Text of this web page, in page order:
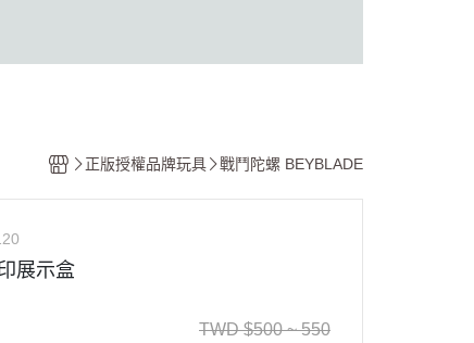
正版授權品牌玩具 戰鬥陀螺 BEYBLADE
展示盒
TWD $500 ~ 550